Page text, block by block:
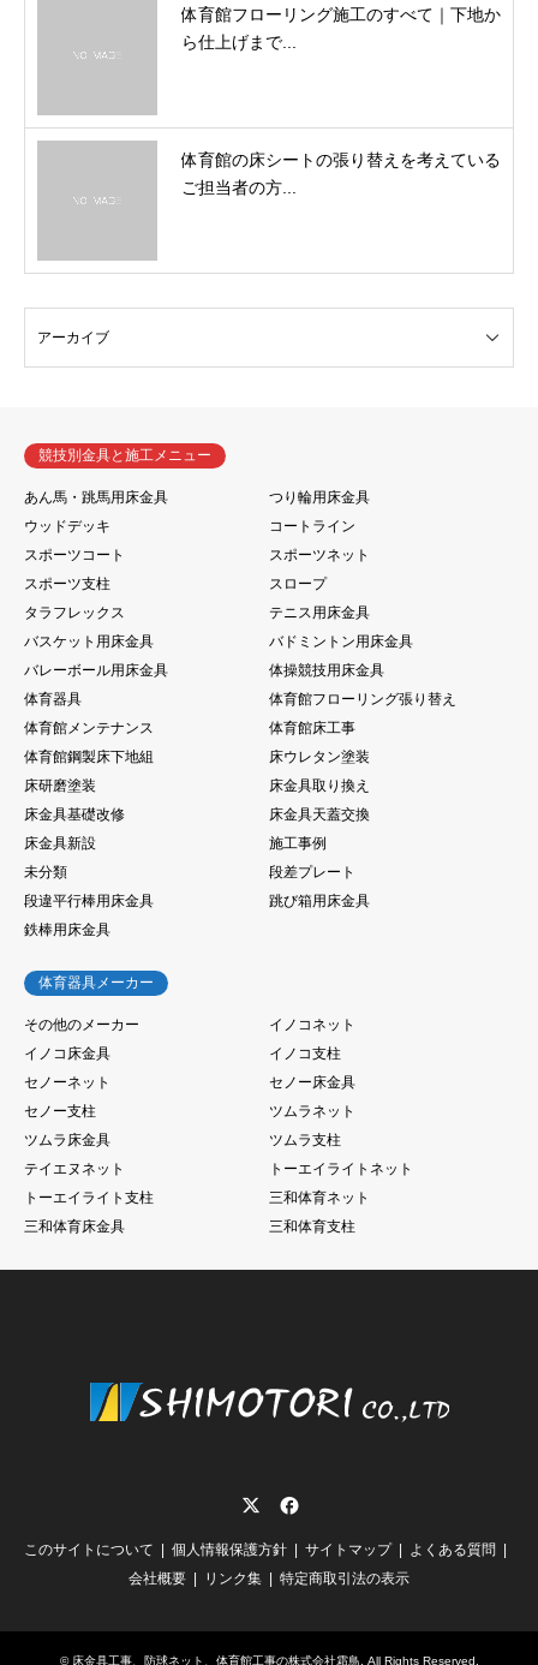
体育館フローリング施工のすべて｜下地か
ら仕上げまで...
体育館の床シートの張り替えを考えている
ご担当者の方...
競技別金具と施工メニュー
あん馬・跳馬用床金具
つり輪用床金具
ウッドデッキ
コートライン
スポーツコート
スポーツネット
スポーツ支柱
スロープ
タラフレックス
テニス用床金具
バスケット用床金具
バドミントン用床金具
バレーボール用床金具
体操競技用床金具
体育器具
体育館フローリング張り替え
体育館メンテナンス
体育館床工事
体育館鋼製床下地組
床ウレタン塗装
床研磨塗装
床金具取り換え
床金具基礎改修
床金具天蓋交換
床金具新設
施工事例
未分類
段差プレート
段違平行棒用床金具
跳び箱用床金具
鉄棒用床金具
体育器具メーカー
その他のメーカー
イノコネット
イノコ床金具
イノコ支柱
セノーネット
セノー床金具
セノー支柱
ツムラネット
ツムラ床金具
ツムラ支柱
テイエヌネット
トーエイライトネット
トーエイライト支柱
三和体育ネット
三和体育床金具
三和体育支柱
このサイトについて 個人情報保護方針 サイトマップ
よくある質問
会社概要
リンク集 特定商取引法の表示
© 床金具工事、防球ネット、体育館工事の株式会社霜鳥. All Rights Reserved.